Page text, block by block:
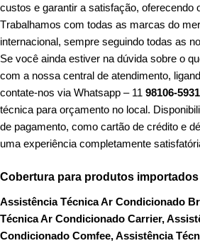
custos e garantir a satisfação, oferecendo
Trabalhamos com todas as marcas do
internacional, sempre seguindo todas as
Se você ainda estiver na dúvida sobre o
com a nossa central de atendimento,
contate-nos via Whatsapp – 11 98106-
técnica para orçamento no local.
de pagamento, como cartão de crédito e
uma experiência completamente
Cobertura para produtos
Assistência Técnica Ar Condicionado
Técnica Ar Condicionado Carrier,
Condicionado Comfee, Assistência